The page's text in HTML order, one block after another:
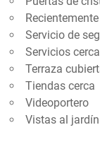
Servicio de
Servicios
Terraza
Tiendas cerca
Videoportero
Vistas al jardín